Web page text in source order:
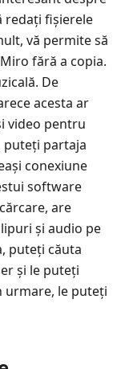
redați fișierele
vă permite să
fără a copia.
De
acesta ar
video pentru
puteți partaja
conexiune
software
are
și audio pe
puteți căuta
și le puteți
urmare, le puteți